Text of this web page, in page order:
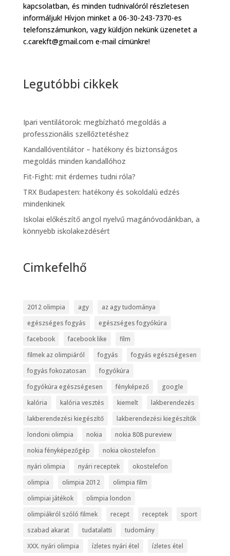
kapcsolatban, és minden tudnivalóról részletesen
informáljuk! Hívjon minket a 06-30-243-7370-es
telefonszámunkon, vagy küldjön nekünk üzenetet a
c.carekft@gmail.com e-mail címünkre!
Legutóbbi cikkek
Ipari ventilátorok: megbízható megoldás a
professzionális szellőztetéshez
Kandallóventilátor – hatékony és biztonságos
megoldás minden kandallóhoz
Fit-Fight: mit érdemes tudni róla?
TRX Budapesten: hatékony és sokoldalú edzés
mindenkinek
Iskolai előkészítő angol nyelvű magánóvodánkban, a
könnyebb iskolakezdésért
Cimkefelhő
2012 olimpia agy
az agy tudománya
egészséges fogyás
egészséges fogyókúra
facebook
facebook like
film
filmek az olimpiáról
fogyás
fogyás egészségesen
fogyás fokozatosan
fogyókúra
fogyókúra egészségesen
fényképező
google
kalória
kalória vesztés kiemelt
lakberendezés
lakberendezési kiegészítő
lakberendezési kiegészítők
londoni olimpia
nokia
nokia 808 pureview
nokia fényképezőgép
nokia okostelefon
nyári olimpia
nyári receptek
okostelefon
olimpia
olimpia 2012
olimpia film
olimpiai játékok
olimpia london
olimpiákról szóló filmek
recept receptek
sport
szabad akarat
tudatalatti
tudomány
XXX. nyári olimpia
ízletes nyári étel ízletes étel